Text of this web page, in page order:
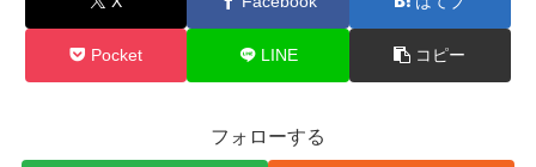
Pocket LINE コピー
フォローする